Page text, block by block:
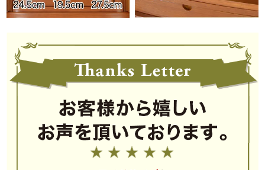
高級感あふれる
ワイドなフォルム
モダンミニ仏壇では珍しいワイドな形状となっており、
ご本尊様や位牌、掛け軸などを設置する際に
ゆとりを持って配置できます。
世界で愛されるホワイトオー